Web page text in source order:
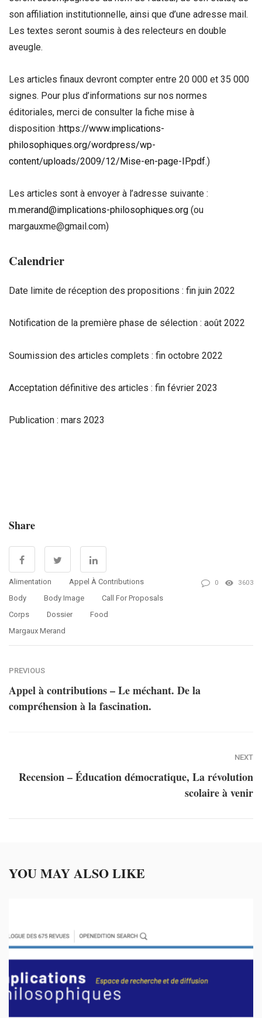
son affiliation institutionnelle, ainsi que d’une adresse mail.
Les textes seront soumis à des relecteurs en double
aveugle.
Les articles finaux devront compter entre 20 000 et 35 000
signes. Pour plus d’informations sur nos normes
éditoriales, merci de consulter la fiche mise à
disposition :https://www.implications-
philosophiques.org/wordpress/wp-
content/uploads/2009/12/Mise-en-page-IP.pdf.)
Les articles sont à envoyer à l’adresse suivante :
m.merand@implications-philosophiques.org (ou
margauxme@gmail.com)
Calendrier
Date limite de réception des propositions : fin juin 2022
Notification de la première phase de sélection : août 2022
Soumission des articles complets : fin octobre 2022
Acceptation définitive des articles : fin février 2023
Publication : mars 2023
Share
Alimentation
Appel À Contributions
Body
Body Image
Call For Proposals
Corps
Dossier
Food
Margaux Merand
0 3603
PREVIOUS
Appel à contributions – Le méchant. De la
compréhension à la fascination.
NEXT
Recension – Éducation démocratique, La révolution
scolaire à venir
YOU MAY ALSO LIKE